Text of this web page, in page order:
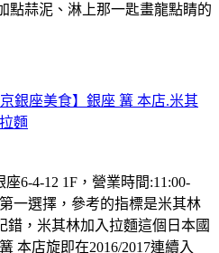
點蒜泥、淋上那一匙畫龍點睛的
銀座美食】銀座 篝 本店.米其
麵
6-4-12 1F，營業時間:11:00-
一選擇，參考的指標是米其林
錯，米其林加入拉麵這個日本國
本店旋即在2016/2017連續入